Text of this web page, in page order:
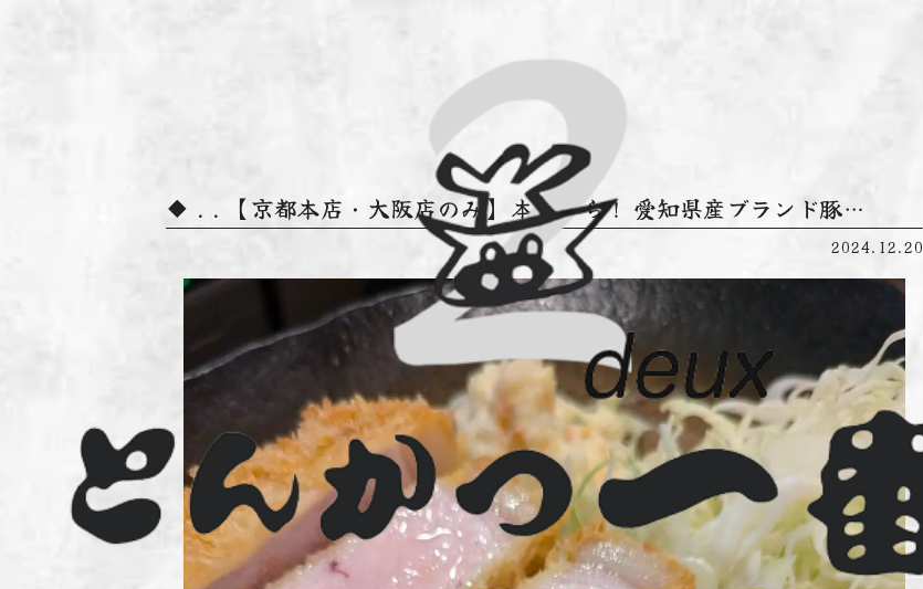
. . 【京都本店・大阪店のみ】 本日から！ 愛知県産ブランド豚…
2024.12.20